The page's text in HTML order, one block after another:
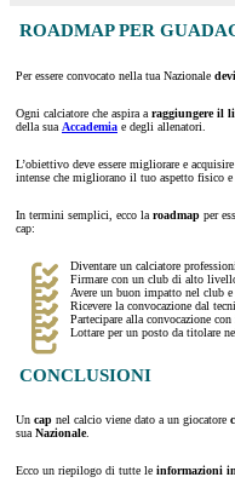
ROADMAP PER
Per essere convocato nella tua Nazionale
Ogni calciatore che aspira a raggiungere il
della sua Accademia e degli allenatori.
L’obiettivo deve essere migliorare e acquisire
intense che migliorano il tuo aspetto fisico
In termini semplici, ecco la roadmap per
cap:
Diventare un calciatore
Firmare con un club di alto
Avere un buon impatto nel club
Ricevere la convocazione dal
Partecipare alla convocazione
Lottare per un posto da titolare
CONCLUSIONI
Un cap nel calcio viene dato a un giocatore
suaNazionale.
Ecco un riepilogo di tutte le informazioni